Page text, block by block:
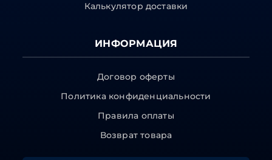
Калькулятор доставки
ИНФОРМАЦИЯ
Договор оферты
Политика конфиденциальности
Правила оплаты
Возврат товара